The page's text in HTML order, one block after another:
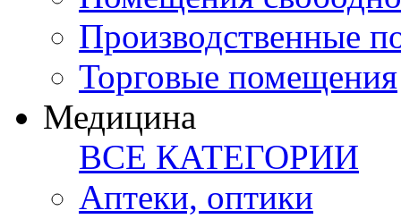
Производственные
Торговые помещения
Медицина
ВСЕ КАТЕГОРИИ
Аптеки, оптики